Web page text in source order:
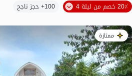
20٪ خصم من ليلة 4
100+ حجز ناجح
ممتازة